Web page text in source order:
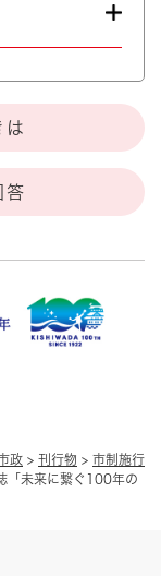
政 > 刊行物 > 市制施行
「未来に繋ぐ100年の
は
答